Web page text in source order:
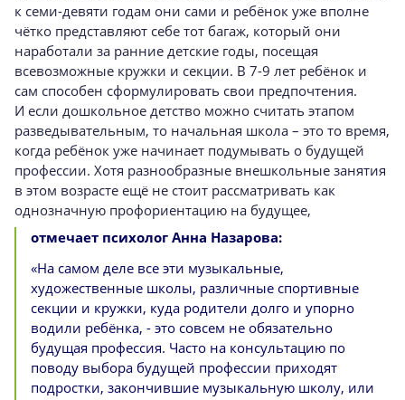
к семи-девяти годам они сами и ребёнок уже вполне
чётко представляют себе тот багаж, который они
наработали за ранние детские годы, посещая
всевозможные кружки и секции. В 7-9 лет ребёнок и
сам способен сформулировать свои предпочтения.
И если дошкольное детство можно считать этапом
разведывательным, то начальная школа – это то время,
когда ребёнок уже начинает подумывать о будущей
профессии. Хотя разнообразные внешкольные занятия
в этом возрасте ещё не стоит рассматривать как
однозначную профориентацию на будущее,
отмечает психолог Анна Назарова:
«На самом деле все эти музыкальные,
художественные школы, различные спортивные
секции и кружки, куда родители долго и упорно
водили ребёнка, - это совсем не обязательно
будущая профессия. Часто на консультацию по
поводу выбора будущей профессии приходят
подростки, закончившие музыкальную школу, или